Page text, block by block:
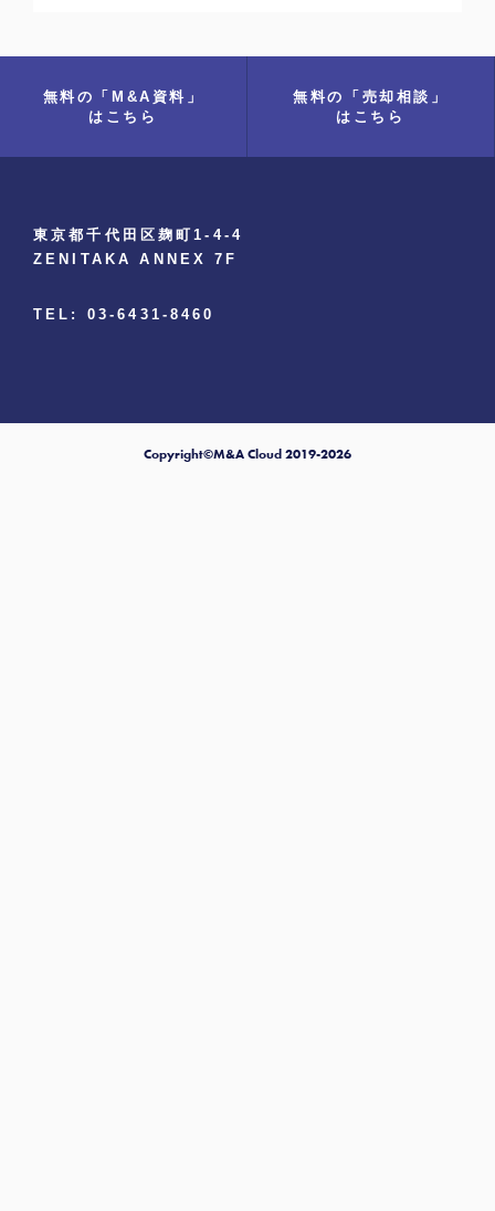
無料の「M&A資料」
はこちら
無料の「売却相談」
はこちら
東京都千代田区麹町1-4-4
ZENITAKA ANNEX 7F
TEL: 03-6431-8460
Copyright©M&A Cloud 2019-2026